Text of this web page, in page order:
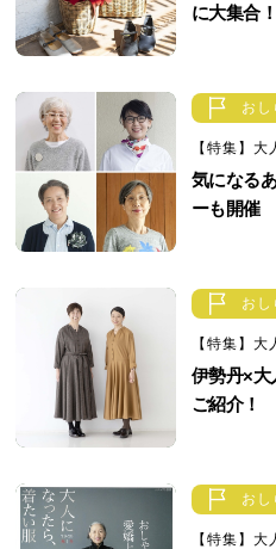
に大集合！
おし
【特集】大
気になる
ーも開催
おし
【特集】
伊勢丹×大
ご紹介！
おし
【特集】